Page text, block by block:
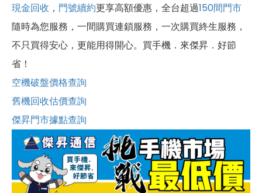
現金回收 ， 門號續約更享高額優惠，全台超過150間門市
隨時為您服務，一間購買連鎖服務，一次購買終生服務，
不只買得安心，更能用得開心。買手機．來傑昇．好節
省！
空機破盤價格查詢
舊機回收估價查詢
傑昇門市據點查詢